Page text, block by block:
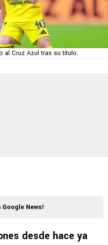
al Cruz Azul tras su título.
Google News!
desde hace ya